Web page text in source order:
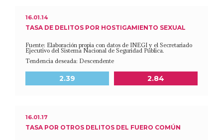
16.01.14
TASA DE DELITOS POR HOSTIGAMIENTO SEXUAL
Fuente: Elaboración propia con datos de INEGI y el Secretariado
Ejecutivo del Sistema Nacional de Seguridad Pública.
Tendencia deseada: Descendente
2.39 Meta a 2030
2.84
16.01.17
TASA POR OTROS DELITOS DEL FUERO COMÚN